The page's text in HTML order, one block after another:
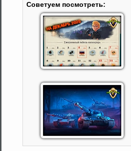
Советуем посмотреть: